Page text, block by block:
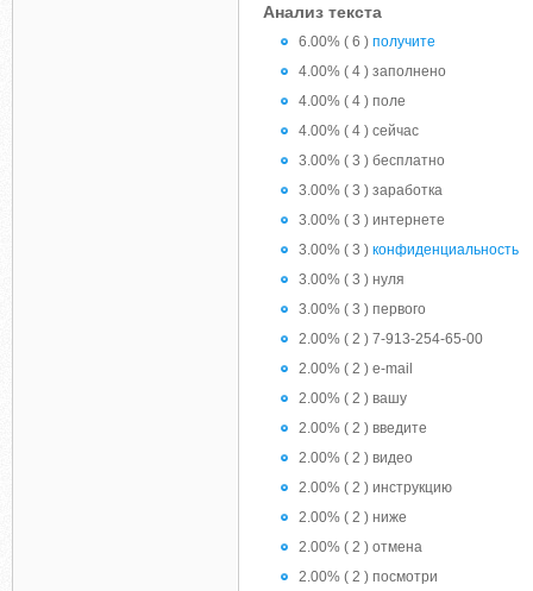
Анализ текста
6.00% ( 6 ) получите
4.00% ( 4 ) заполнено
4.00% ( 4 ) поле
4.00% ( 4 ) сейчас
3.00% ( 3 ) бесплатно
3.00% ( 3 ) заработка
3.00% ( 3 ) интернете
3.00% ( 3 ) конфиденциальность
3.00% ( 3 ) нуля
3.00% ( 3 ) первого
2.00% ( 2 ) 7-913-254-65-00
2.00% ( 2 ) e-mail
2.00% ( 2 ) вашу
2.00% ( 2 ) введите
2.00% ( 2 ) видео
2.00% ( 2 ) инструкцию
2.00% ( 2 ) ниже
2.00% ( 2 ) отмена
2.00% ( 2 ) посмотри